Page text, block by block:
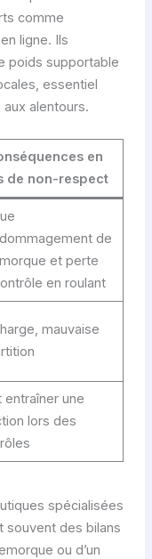
comme
ligne. Ils
poids supportable
essentiel
alentours.
en
de non-respect
de
et perte
en roulant
mauvaise
entraîner une
lors des
spécialisées
souvent des bilans
ou d’un